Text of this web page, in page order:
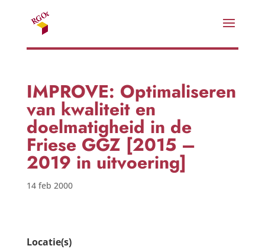
IMPROVE: Optimaliseren
van kwaliteit en
doelmatigheid in de
Friese GGZ [2015 –
2019 in uitvoering]
14 feb 2000
Locatie(s)